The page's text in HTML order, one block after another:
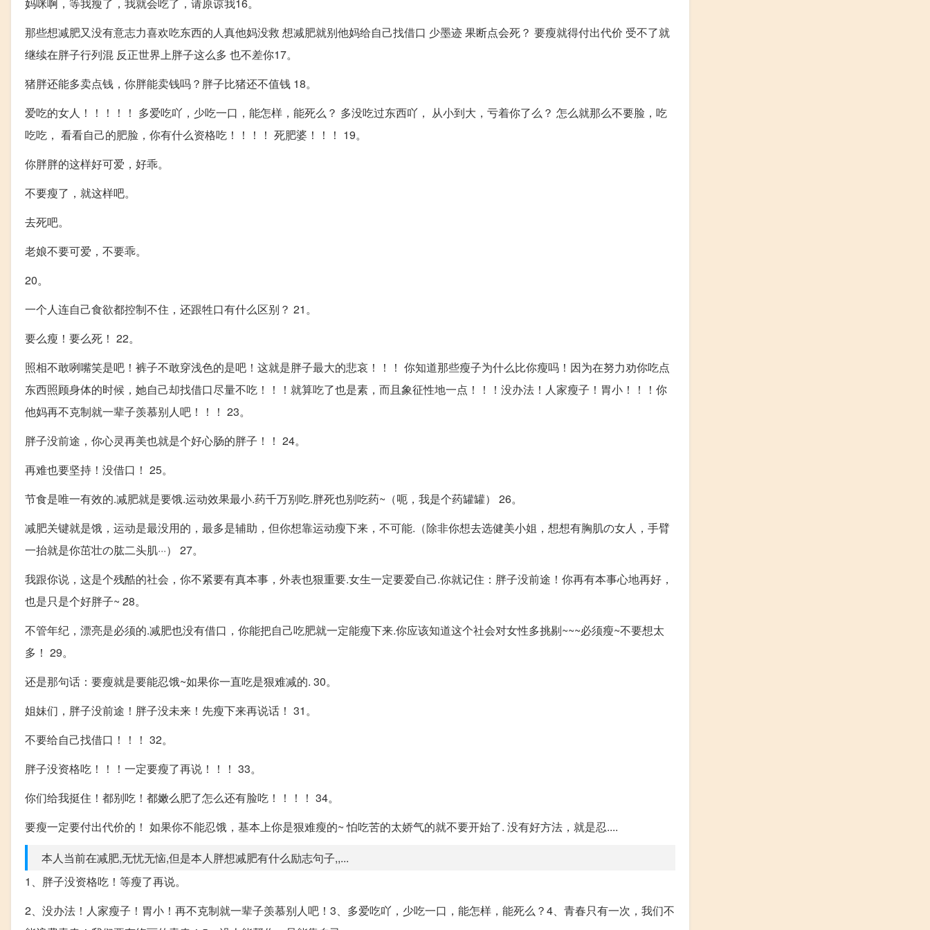
那些想减肥又没有意志力喜欢吃东西的人真他妈没救 想减肥就别他妈给自己找借口 少墨迹 果断点会死？ 要瘦就得付出代价 受不了就
继续在胖子行列混 反正世界上胖子这么多 也不差你17。
猪胖还能多卖点钱，你胖能卖钱吗？胖子比猪还不值钱 18。
爱吃的女人！！！！！ 多爱吃吖，少吃一口，能怎样，能死么？ 多没吃过东西吖， 从小到大，亏着你了么？ 怎么就那么不要脸，吃
吃吃， 看看自己的肥脸，你有什么资格吃！！！！ 死肥婆！！！ 19。
你胖胖的这样好可爱，好乖。
不要瘦了，就这样吧。
去死吧。
老娘不要可爱，不要乖。
20。
一个人连自己食欲都控制不住，还跟牲口有什么区别？ 21。
要么瘦！要么死！ 22。
照相不敢咧嘴笑是吧！裤子不敢穿浅色的是吧！这就是胖子最大的悲哀！！！ 你知道那些瘦子为什么比你瘦吗！因为在努力劝你吃点
东西照顾身体的时候，她自己却找借口尽量不吃！！！就算吃了也是素，而且象征性地一点！！！没办法！人家瘦子！胃小！！！你
他妈再不克制就一辈子羡慕别人吧！！！ 23。
胖子没前途，你心灵再美也就是个好心肠的胖子！！ 24。
再难也要坚持！没借口！ 25。
节食是唯一有效的.减肥就是要饿.运动效果最小.药千万别吃.胖死也别吃药~（呃，我是个药罐罐） 26。
减肥关键就是饿，运动是最没用的，最多是辅助，但你想靠运动瘦下来，不可能.（除非你想去选健美小姐，想想有胸肌の女人，手臂
一抬就是你茁壮の肱二头肌···） 27。
我跟你说，这是个残酷的社会，你不紧要有真本事，外表也狠重要.女生一定要爱自己.你就记住：胖子没前途！你再有本事心地再好，
也是只是个好胖子~ 28。
不管年纪，漂亮是必须的.减肥也没有借口，你能把自己吃肥就一定能瘦下来.你应该知道这个社会对女性多挑剔~~~必须瘦~不要想太
多！ 29。
还是那句话：要瘦就是要能忍饿~如果你一直吃是狠难减的. 30。
姐妹们，胖子没前途！胖子没未来！先瘦下来再说话！ 31。
不要给自己找借口！！！ 32。
胖子没资格吃！！！一定要瘦了再说！！！ 33。
你们给我挺住！都别吃！都嫩么肥了怎么还有脸吃！！！！ 34。
要瘦一定要付出代价的！ 如果你不能忍饿，基本上你是狠难瘦的~ 怕吃苦的太娇气的就不要开始了. 没有好方法，就是忍....
本人当前在减肥,无忧无恼,但是本人胖想减肥有什么励志句子,,...
1、胖子没资格吃！等瘦了再说。
2、没办法！人家瘦子！胃小！再不克制就一辈子羡慕别人吧！3、多爱吃吖，少吃一口，能怎样，能死么？4、青春只有一次，我们不